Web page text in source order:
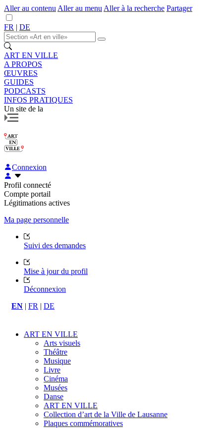
Aller au contenu Aller au menu Aller à la recherche Partager
FR | DE
ART EN VILLE
A PROPOS
ŒUVRES
GUIDES
PODCASTS
INFOS PRATIQUES
Un site de la
Connexion
Profil connecté
Compte portail
Légitimations actives
Ma page personnelle
Suivi des demandes
Mise à jour du profil
Déconnexion
EN | FR | DE
ART EN VILLE
Arts visuels
Théâtre
Musique
Livre
Cinéma
Musées
Danse
ART EN VILLE
Collection d’art de la Ville de Lausanne
Plaques commémoratives